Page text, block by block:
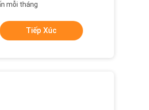
mỗi tháng
Tiếp Xúc